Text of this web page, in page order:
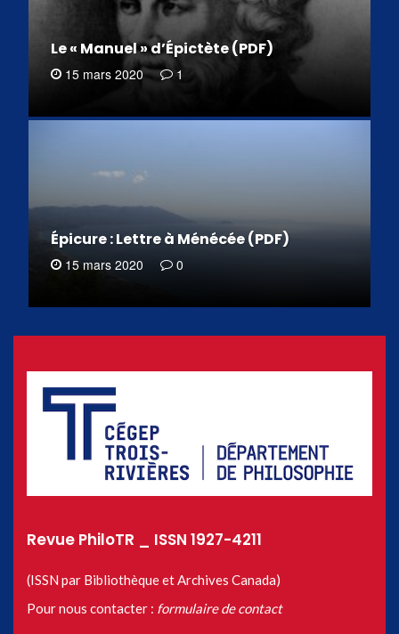
Le « Manuel » d’Épictète (PDF)
15 mars 2020 1
Épicure : Lettre à Ménécée (PDF)
15 mars 2020 0
Revue PhiloTR _ ISSN 1927-4211
(ISSN par Bibliothèque et Archives Canada)
Pour nous contacter : formulaire de contact